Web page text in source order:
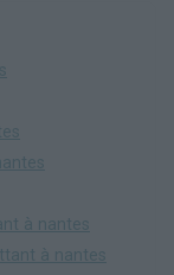
à nantes
à nantes